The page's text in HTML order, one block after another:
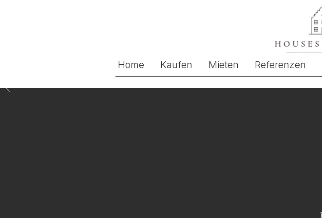
Home Kaufen Mieten Referenzen